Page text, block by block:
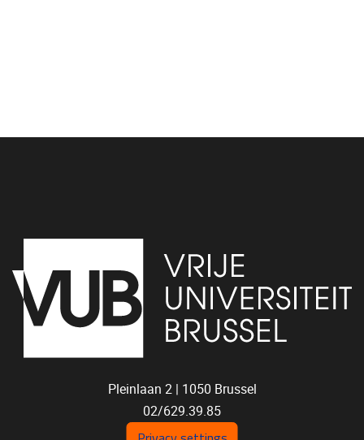
Pleinlaan 2 | 1050 Brussel
02/629.39.85
shoc@vub.be